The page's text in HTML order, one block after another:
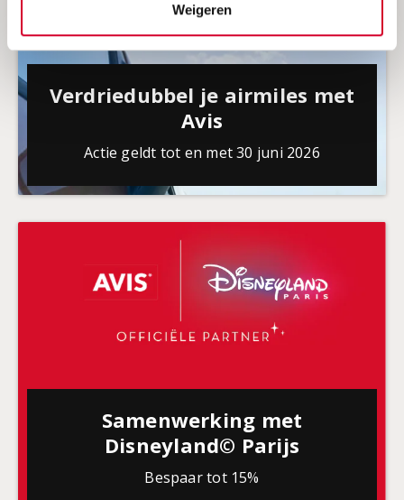
Weigeren
Verdriedubbel je airmiles met
Avis
Actie geldt tot en met 30 juni 2026
Samenwerking met
Disneyland© Parijs
Bespaar tot 15%